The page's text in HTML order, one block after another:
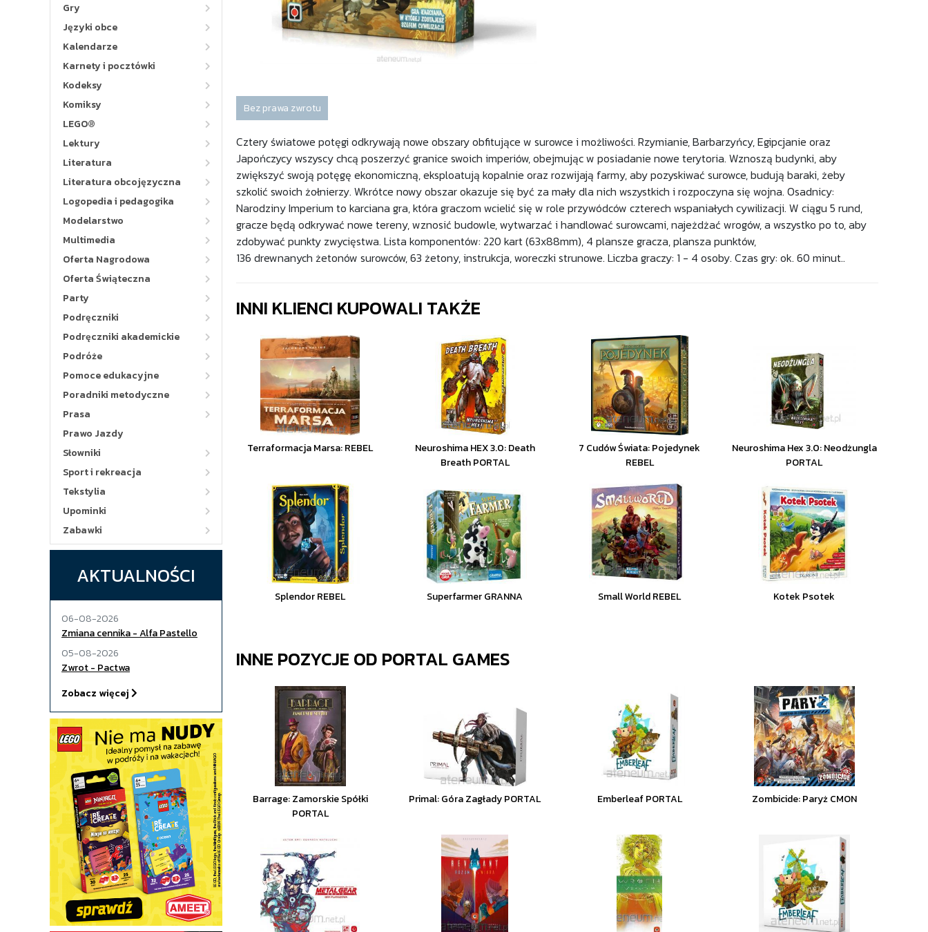
Gry
Języki obce
Kalendarze
Karnety i pocztówki
Kodeksy
Komiksy
LEGO®
Lektury
Literatura
Literatura obcojęzyczna
Logopedia i pedagogika
Modelarstwo
Multimedia
Oferta Nagrodowa
Oferta Świąteczna
Party
Podręczniki
Podręczniki akademickie
Podróże
Pomoce edukacyjne
Poradniki metodyczne
Prasa
Prawo Jazdy
Słowniki
Sport i rekreacja
Tekstylia
Upominki
Zabawki
AKTUALNOŚCI
06-08-2026
Zmiana cennika - Alfa Pastello
05-08-2026
Zwrot - Pactwa
Zobacz więcej
Bez prawa zwrotu
Cztery światowe potęgi odkrywają nowe obszary obfitujące w surowce i możliwości. Rzymianie, Barbarzyńcy, Egipcjanie oraz
Japończycy wszyscy chcą poszerzyć granice swoich imperiów, obejmując w posiadanie nowe terytoria. Wznoszą budynki, aby
zwiększyć swoją potęgę ekonomiczną, eksploatują kopalnie oraz rozwijają farmy, aby pozyskiwać surowce, budują baraki, żeby
szkolić swoich żołnierzy. Wkrótce nowy obszar okazuje się być za mały dla nich wszystkich i rozpoczyna się wojna. Osadnicy:
Narodziny Imperium to karciana gra, która graczom wcielić się w role przywódców czterech wspaniałych cywilizacji. W ciągu 5 rund,
gracze będą odkrywać nowe tereny, wznosić budowle, wytwarzać i handlować surowcami, najeżdżać wrogów, a wszystko po to, aby
zdobywać punkty zwycięstwa. Lista komponentów: 220 kart (63x88mm), 4 plansze gracza, plansza punktów,
136 drewnanych żetonów surowców, 63 żetony, instrukcja, woreczki strunowe. Liczba graczy: 1 - 4 osoby. Czas gry: ok. 60 minut..
INNI KLIENCI KUPOWALI TAKŻE
Terraformacja Marsa: REBEL
Neuroshima HEX 3.0: Death
Breath PORTAL
7 Cudów Świata: Pojedynek
REBEL
Neuroshima Hex 3.0: Neodżungla
PORTAL
Splendor REBEL Superfarmer GRANNA Small World REBEL Kotek Psotek
INNE POZYCJE OD PORTAL GAMES
Barrage: Zamorskie Spółki
PORTAL
Primal: Góra Zagłady PORTAL Emberleaf PORTAL Zombicide: Paryż CMON